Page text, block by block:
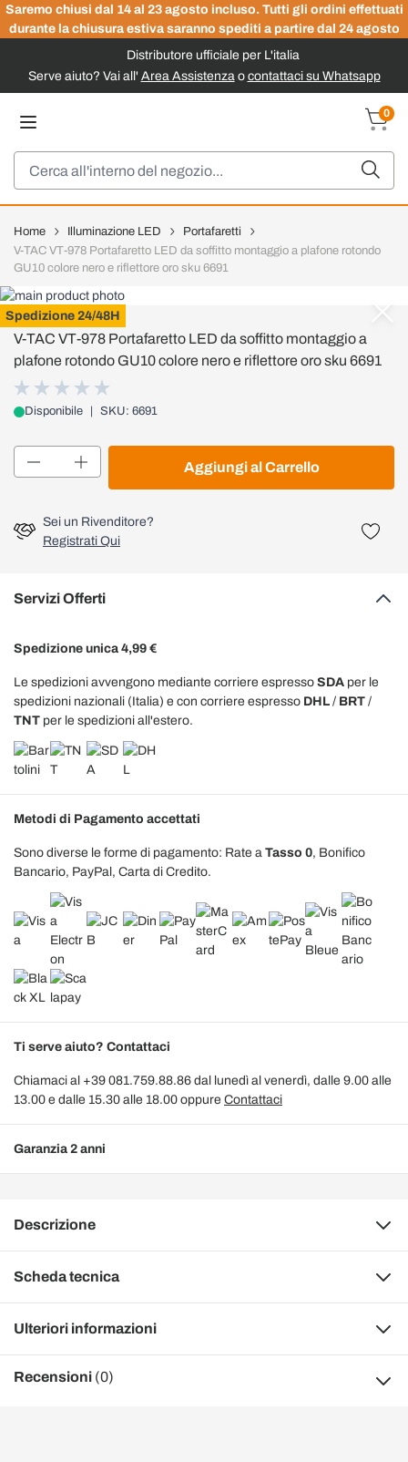
Saremo chiusi dal 14 al 23 agosto incluso. Tutti gli ordini effettuati
durante la chiusura estiva saranno spediti a partire dal 24 agosto
Distributore ufficiale per L'italia
Serve aiuto? Vai all' Area Assistenzao contattaci su Whatsapp
0
Home Illuminazione LED
Portafaretti
V-TAC VT-978 Portafaretto LED da soffitto montaggio a plafone rotondo
GU10 colore nero e riflettore oro sku 6691
Spedizione 24/48H
V-TAC
V-TAC VT-978 Portafaretto LED da soffitto montaggio a
plafone rotondo GU10 colore nero e riflettore oro sku 6691
Disponibile SKU: 6691
Aggiungi al Carrello
Sei un Rivenditore?
Registrati Qui
Servizi Offerti
Spedizione unica 4,99 €
Le spedizioni avvengono mediante corriere espresso SDA per le
spedizioni nazionali (Italia) e con corriere espresso DHL / BRT /
TNT per le spedizioni all'estero.
Metodi di Pagamento accettati
Sono diverse le forme di pagamento: Rate a Tasso 0, Bonifico
Bancario, PayPal, Carta di Credito.
Ti serve aiuto? Contattaci
Chiamaci al +39 081.759.88.86 dal lunedì al venerdì, dalle 9.00 alle
13.00 e dalle 15.30 alle 18.00 oppure Contattaci
Garanzia 2 anni
Descrizione
Scheda tecnica
Ulteriori informazioni
Recensioni (0)